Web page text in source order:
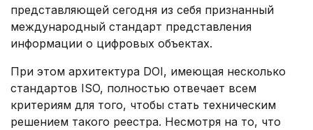
представляющей сегодня из себя признанный
международный стандарт представления
информации о цифровых объектах.
При этом архитектура DOI, имеющая несколько
стандартов ISO, полностью отвечает всем
критериям для того, чтобы стать техническим
решением такого реестра. Несмотря на то, что